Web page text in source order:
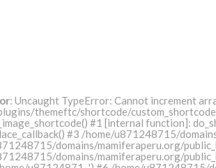
: Uncaught TypeError: Cannot increment
themeftc/shortcode/
#1 [internal function]:
#3 /home/u871248715/
domains/mamiferaperu.org/
domains/mamiferaperu.org/